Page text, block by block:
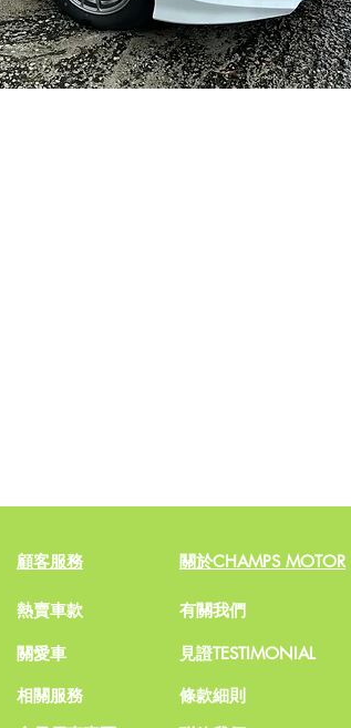
顧客服務
熱賣車款
關愛車
相關服務
關於CHAMPS MOTOR
有關我們
見證TESTIMONIAL
​條款細則